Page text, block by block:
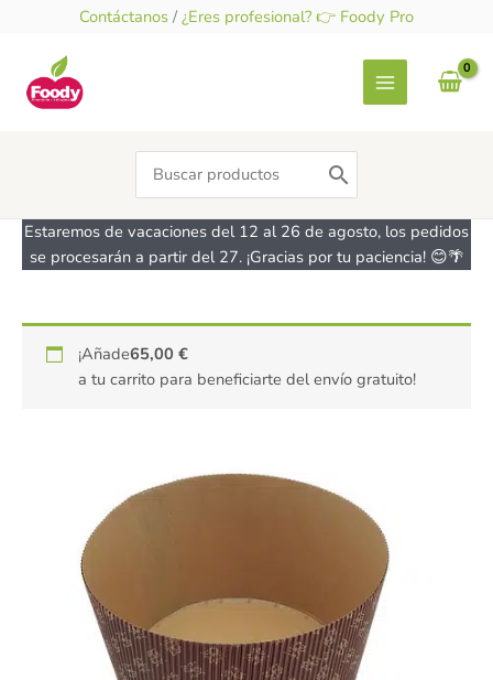
contenido
Contáctanos / ¿Eres profesional? 👉 Foody Pro
Search
for:
Estaremos de vacaciones del 12 al 26 de agosto, los pedidos
se procesarán a partir del 27. ¡Gracias por tu paciencia! 😊🌴
¡Añade65,00€
a tu carrito para beneficiarte del envío gratuito!
PACK